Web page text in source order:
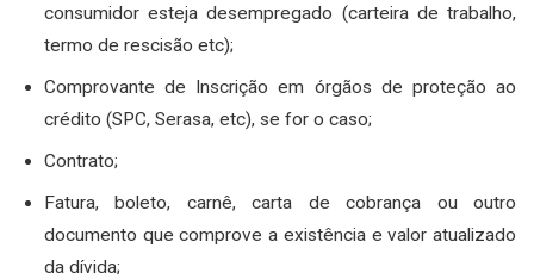
consumidor esteja desempregado (carteira de trabalho,
termo de rescisão etc);
Comprovante de Inscrição em órgãos de proteção ao
crédito (SPC, Serasa, etc), se for o caso;
Contrato;
Fatura, boleto, carnê, carta de cobrança ou outro
documento que comprove a existência e valor atualizado
da dívida;